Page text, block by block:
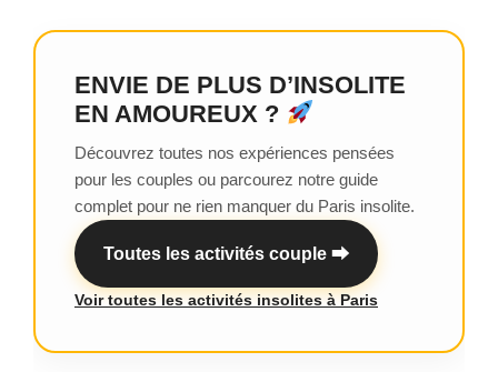
ENVIE DE PLUS D’INSOLITE
EN AMOUREUX ?
Découvrez toutes nos expériences pensées
pour les couples ou parcourez notre guide
complet pour ne rien manquer du Paris insolite.
Toutes les activités couple ⮕
Voir toutes les activités insolites à Paris